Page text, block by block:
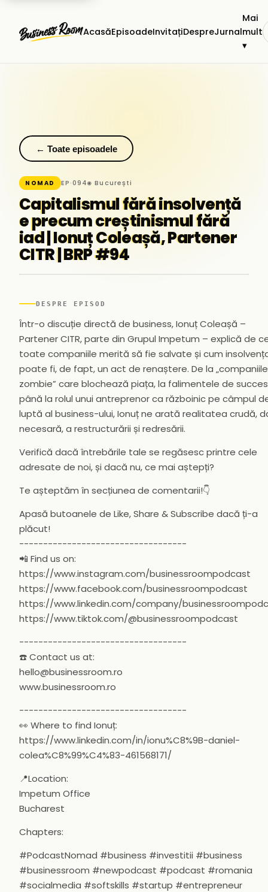
AcasăEpisoadeInvitațiDespreJurnal
Mai
mult
▾
← Toate episoadele
NOMAD EP·094◉ București
Capitalismul fără insolvență
e precum creștinismul fără
iad | Ionuț Coleașă, Partener
CITR | BRP #94
DESPRE EPISOD
Într-o discuție directă de business, Ionuț Coleașă –
Partener CITR, parte din Grupul Impetum – explică de
toate companiile merită să fie salvate și cum
poate fi, de fapt, un act de renaștere. De la „companiile
zombie” care blochează piața, la falimentele de
până la rolul unui antreprenor ca războinic pe câmpul
luptă al business-ului, Ionuț ne arată realitatea crudă,
necesară, a restructurării și redresării.
Verifică dacă întrebările tale se regăsesc printre cele
adresate de noi, și dacă nu, ce mai aștepți?
Te așteptăm în secțiunea de comentarii!👇
Apasă butoanele de Like, Share & Subscribe dacă ți-a
plăcut!
-----------------------------------
📲 Find us on:
https://www.instagram.com/businessroompodcast
https://www.facebook.com/businessroompodcast
https://www.linkedin.com/company/
https://www.tiktok.com/@businessroompodcast
-----------------------------------
☎️ Contact us at:
hello@businessroom.ro
www.businessroom.ro
-----------------------------------
👀 Where to find Ionuț:
https://www.linkedin.com/in/ionu%C8%9B-daniel-
colea%C8%99%C4%83-461568171/
📍Location:
Impetum Office
Bucharest
Chapters:
#PodcastNomad #business #investitii #business
#businessroom #newpodcast #podcast #romania
#socialmedia #softskills #startup #entrepreneur